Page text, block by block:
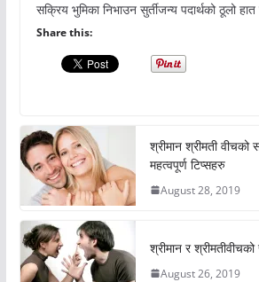
सक्रिय भुमिका निभाउन सुर्तीजन्य पदार्थको ठूलो
Share this:
श्रीमान श्रीमती वीचको
महत्वपूर्ण टिप्सहरु
August 28, 2019
श्रीमान र
August 26, 2019